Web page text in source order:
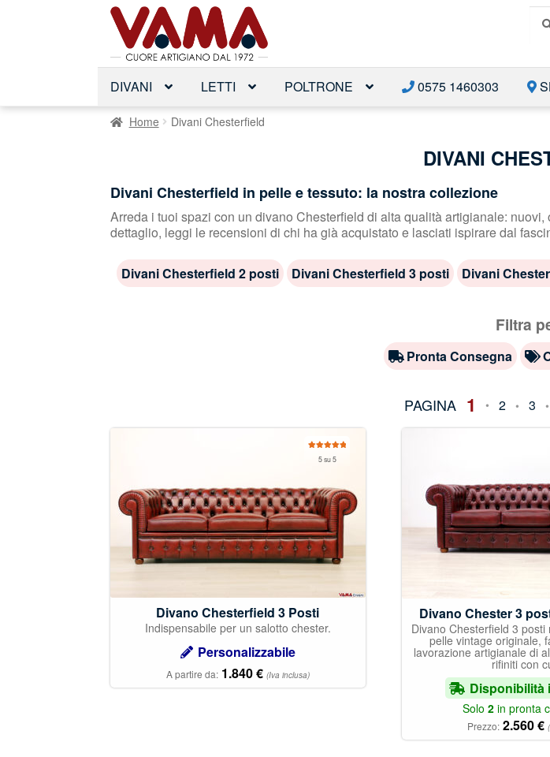
Vai
alla
navigazione
Vai
al
contenuto
DIVANI LETTI POLTRONE 0575 1460303
Home Divani Chesterfield
DIVANI
Divani Chesterfield in pelle e tessuto: la nostra collezione
Arreda i tuoi spazi con un divano Chesterfield di alta qualità artigianale:
dettaglio, leggi le recensioni di chi ha già acquistato e lasciati ispirare dal
Divani Chesterfield 2 posti Divani Chesterfield 3 posti Divani
Filtra
Pronta Consegna
1 2 3
5 su 5
Divano Chesterfield 3 Posti
Indispensabile per un salotto chester.
Personalizzabile
A partire da: 1.840€ (Iva inclusa)
Divano Chester 3
Divano Chesterfield 3
pelle vintage originale,
lavorazione artigianale di
rifiniti con
Disponibilità
Solo 2in pronta
Prezzo: 2.560€